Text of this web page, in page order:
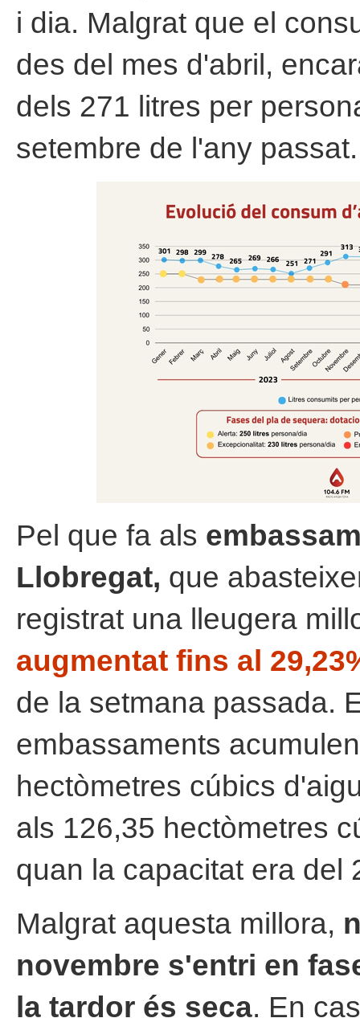
i dia. Malgrat que el
des del mes d'abril,
dels 271 litres per
setembre de l'any passat.
Pel que fa als
Llobregat, que
registrat una lleugera
augmentat fins al
de la setmana passada.
embassaments
hectòmetres cúbics
als 126,35 hectòmetres
quan la capacitat era del
Malgrat aquesta millora,
novembre s'entri en
la tardor és seca. En